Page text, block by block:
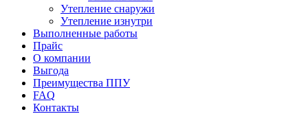
Утепление снаружи
Утепление изнутри
Выполненные работы
Прайс
О компании
Выгода
Преимущества ППУ
FAQ
Контакты